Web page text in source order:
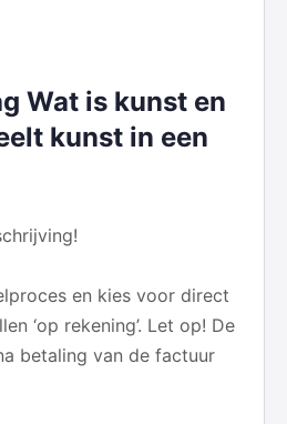
Wat is kunst en
kunst in een
en kies voor direct
‘op rekening’. Let op! De
betaling van de factuur